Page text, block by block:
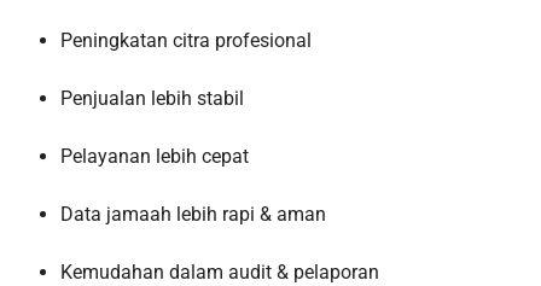
Peningkatan citra profesional
Penjualan lebih stabil
Pelayanan lebih cepat
Data jamaah lebih rapi & aman
Kemudahan dalam audit & pelaporan